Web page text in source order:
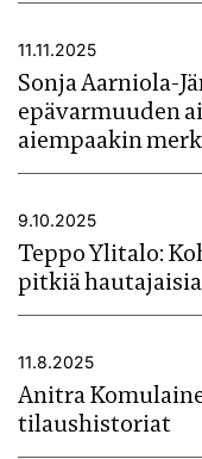
11.11.2025
Sonja Aarniola-
epävarmuuden
aiempaakin
9.10.2025
Teppo Ylitalo:
pitkiä
11.8.2025
Anitra
tilaushistoriat